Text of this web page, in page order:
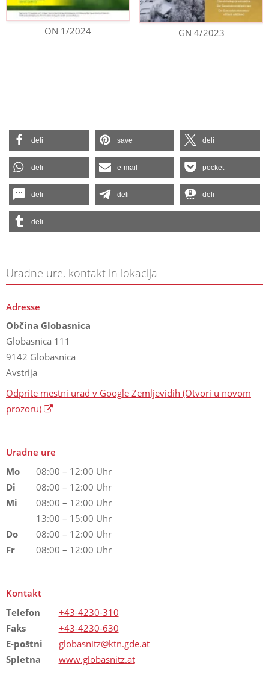
ON 1/2024 GN 4/2023
deli save deli
deli e-mail pocket
deli deli deli
deli
Uradne ure, kontakt in lokacija
Adresse
Občina Globasnica
Globasnica 111
9142 Globasnica
Avstrija
Odprite mestni urad v Google Zemljevidih (Otvori u novom
prozoru)
Uradne ure
Mo
08:00 – 12:00 Uhr
Di
08:00 – 12:00 Uhr
Mi
08:00 – 12:00 Uhr
13:00 – 15:00 Uhr
Do
08:00 – 12:00 Uhr
Fr
08:00 – 12:00 Uhr
Kontakt
Telefon
+43-4230-310
Faks
+43-4230-630
E-poštni
globasnitz@ktn.gde.at
Spletna
www.globasnitz.at